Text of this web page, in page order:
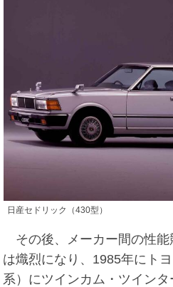
日産セドリック（430型）
その後、メーカー間の性能
は熾烈になり、1985年にト
系）にツインカム・ツイン